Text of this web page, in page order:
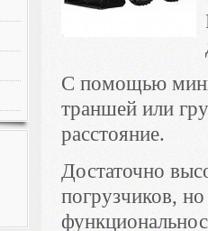
С помощью
траншей или
расстояние.
Достаточно
погрузчиков,